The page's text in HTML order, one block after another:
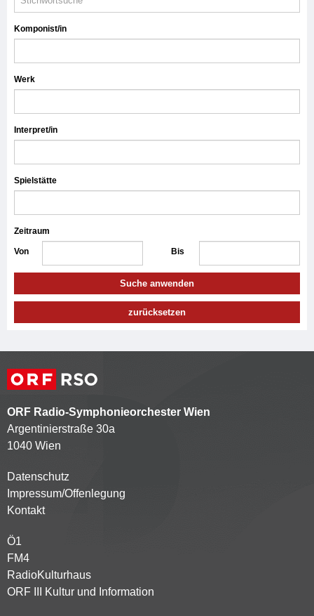
Komponist/in
Werk
Interpret/in
Spielstätte
Zeitraum
Von Bis
Suche anwenden
zurücksetzen
ORF Radio-Symphonieorchester Wien
Argentinierstraße 30a
1040 Wien
Kontaktmenü
Datenschutz
Impressum/Offenlegung
Kontakt
Partnersender
Ö1
FM4
RadioKulturhaus
ORF III Kultur und Information